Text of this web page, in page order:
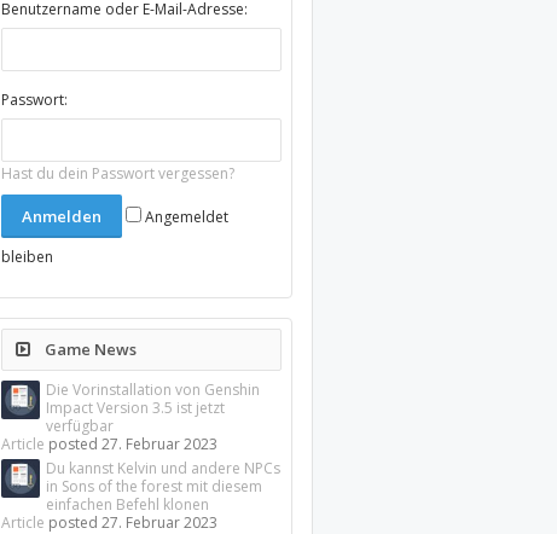
Benutzername oder E-Mail-Adresse:
Passwort:
Hast du dein Passwort vergessen?
Angemeldet
bleiben
Game News
Die Vorinstallation von Genshin
Impact Version 3.5 ist jetzt
verfügbar
Article posted27. Februar 2023
Du kannst Kelvin und andere NPCs
in Sons of the forest mit diesem
einfachen Befehl klonen
Article posted27. Februar 2023